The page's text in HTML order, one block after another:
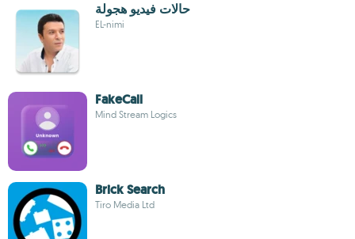
حالات فيديو هجولة
EL-nimi
FakeCall
Mind Stream Logics
Brick Search
Tiro Media Ltd